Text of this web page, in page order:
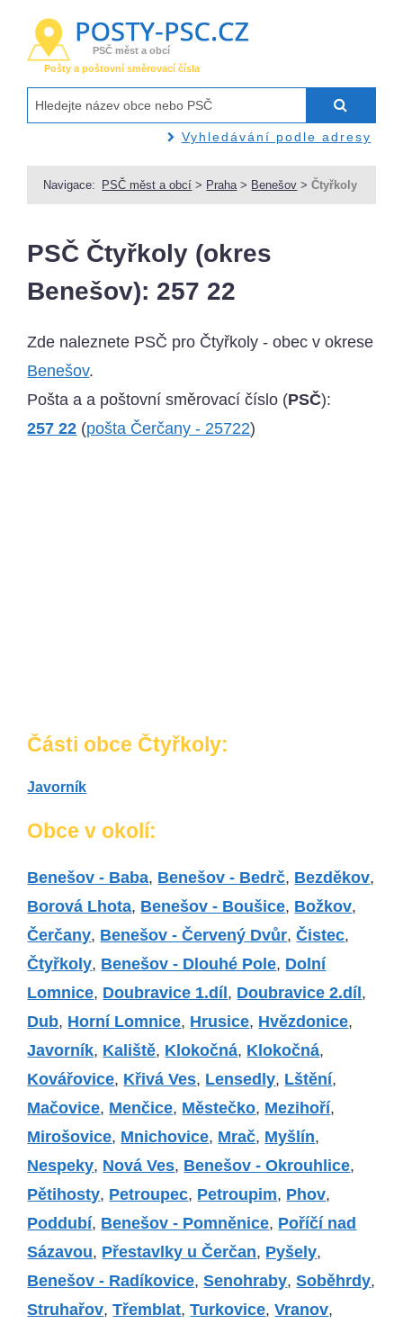
PSČ měst a obcí
Pošty a poštovní směrovací čísla
Vyhledávání podle adresy
Navigace: PSČ měst a obcí > Praha > Benešov >Čtyřkoly
PSČ Čtyřkoly (okres
Benešov): 257 22
Zde naleznete PSČ pro Čtyřkoly - obec v okrese
Benešov.
Pošta a a poštovní směrovací číslo (PSČ):
257 22 (pošta Čerčany - 25722)
Části obce Čtyřkoly:
Javorník
Obce v okolí:
Benešov - Baba, Benešov - Bedrč, Bezděkov,
Borová Lhota, Benešov - Boušice, Božkov,
Čerčany, Benešov - Červený Dvůr,Čistec,
Čtyřkoly, Benešov - Dlouhé Pole, Dolní
Lomnice, Doubravice 1.díl , Doubravice 2.díl ,
Dub, Horní Lomnice, Hrusice, Hvězdonice,
Javorník, Kaliště, Klokočná, Klokočná,
Kovářovice, Křivá Ves, Lensedly, Lštění,
Mačovice, Menčice, Městečko, Mezihoří,
Mirošovice, Mnichovice, Mrač, Myšlín,
Nespeky, Nová Ves, Benešov - Okrouhlice,
Pětihosty, Petroupec, Petroupim, Phov,
Poddubí, Benešov - Pomněnice, Poříčí nad
Sázavou, Přestavlky u Čerčan, Pyšely,
Benešov - Radíkovice,Senohraby,Soběhrdy,
Struhařov,Třemblat,Turkovice,Vranov,